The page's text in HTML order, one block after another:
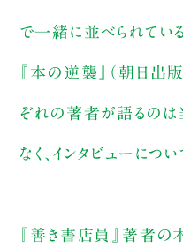
で一緒に並べられている
『本の逆襲』（朝日出
ぞれの著者が語るの
なく、インタビューについ
『善き書店員』著者の